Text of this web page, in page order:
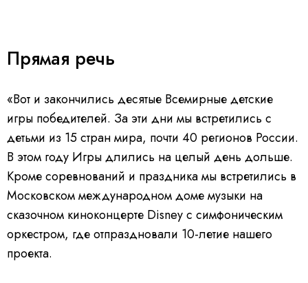
Прямая речь
«Вот и закончились десятые Всемирные детские
игры победителей. За эти дни мы встретились с
детьми из 15 стран мира, почти 40 регионов России.
В этом году Игры длились на целый день дольше.
Кроме соревнований и праздника мы встретились в
Московском международном доме музыки на
сказочном киноконцерте Disney с симфоническим
оркестром, где отпраздновали 10-летие нашего
проекта.